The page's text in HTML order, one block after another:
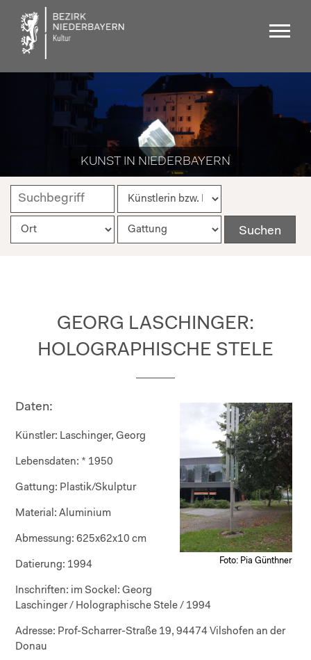
KUNST IN NIEDERBAYERN
GEORG LASCHINGER:
HOLOGRAPHISCHE STELE
Foto: Pia Günthner
Daten:
Künstler: Laschinger, Georg
Lebensdaten: * 1950
Gattung: Plastik/Skulptur
Material: Aluminium
Abmessung: 625x62x10 cm
Datierung: 1994
Inschriften: im Sockel: Georg
Laschinger / Holographische Stele / 1994
Adresse: Prof-Scharrer-Straße 19, 94474 Vilshofen an der
Donau